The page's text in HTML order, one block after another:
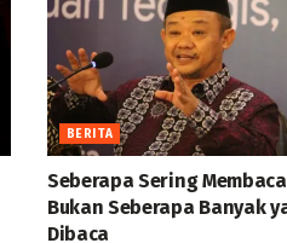
BERITA
Seberapa Sering
Bukan Seberapa Banyak
Dibaca